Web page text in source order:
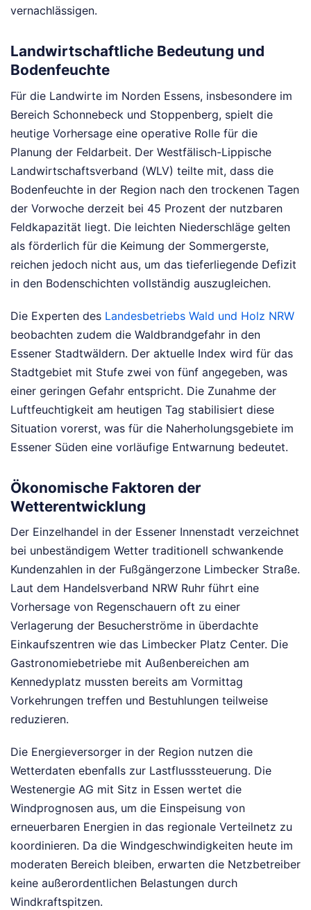
vernachlässigen.
Landwirtschaftliche Bedeutung und
Bodenfeuchte
Für die Landwirte im Norden Essens, insbesondere im
Bereich Schonnebeck und Stoppenberg, spielt die
heutige Vorhersage eine operative Rolle für die
Planung der Feldarbeit. Der Westfälisch-Lippische
Landwirtschaftsverband (WLV) teilte mit, dass die
Bodenfeuchte in der Region nach den trockenen Tagen
der Vorwoche derzeit bei 45 Prozent der nutzbaren
Feldkapazität liegt. Die leichten Niederschläge gelten
als förderlich für die Keimung der Sommergerste,
reichen jedoch nicht aus, um das tieferliegende Defizit
in den Bodenschichten vollständig auszugleichen.
Die Experten des Landesbetriebs Wald und Holz NRW
beobachten zudem die Waldbrandgefahr in den
Essener Stadtwäldern. Der aktuelle Index wird für das
Stadtgebiet mit Stufe zwei von fünf angegeben, was
einer geringen Gefahr entspricht. Die Zunahme der
Luftfeuchtigkeit am heutigen Tag stabilisiert diese
Situation vorerst, was für die Naherholungsgebiete im
Essener Süden eine vorläufige Entwarnung bedeutet.
Ökonomische Faktoren der
Wetterentwicklung
Der Einzelhandel in der Essener Innenstadt verzeichnet
bei unbeständigem Wetter traditionell schwankende
Kundenzahlen in der Fußgängerzone Limbecker Straße.
Laut dem Handelsverband NRW Ruhr führt eine
Vorhersage von Regenschauern oft zu einer
Verlagerung der Besucherströme in überdachte
Einkaufszentren wie das Limbecker Platz Center. Die
Gastronomiebetriebe mit Außenbereichen am
Kennedyplatz mussten bereits am Vormittag
Vorkehrungen treffen und Bestuhlungen teilweise
reduzieren.
Die Energieversorger in der Region nutzen die
Wetterdaten ebenfalls zur Lastflusssteuerung. Die
Westenergie AG mit Sitz in Essen wertet die
Windprognosen aus, um die Einspeisung von
erneuerbaren Energien in das regionale Verteilnetz zu
koordinieren. Da die Windgeschwindigkeiten heute im
moderaten Bereich bleiben, erwarten die Netzbetreiber
keine außerordentlichen Belastungen durch
Windkraftspitzen.